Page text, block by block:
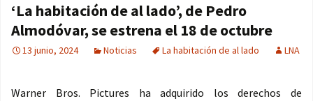
‘La habitación de al lado’, de Pedro
Almodóvar, se estrena el 18 de octubre
13 junio, 2024 Noticias La habitación de al lado LNA
Warner Bros. Pictures ha adquirido los derechos de